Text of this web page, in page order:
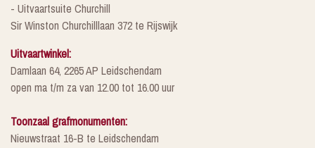
- Uitvaartsuite Churchill
Sir Winston Churchilllaan 372 te Rijswijk
Uitvaartwinkel:
Damlaan 64, 2265 AP Leidschendam
open ma t/m za van 12.00 tot 16.00 uur
Toonzaal grafmonumenten:
Nieuwstraat 16-B te Leidschendam